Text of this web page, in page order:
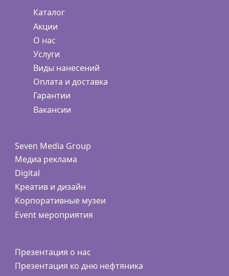
Каталог
Акции
О нас
Услуги
Виды нанесений
Оплата и доставка
Гарантии
Вакансии
Seven Media Group
Медиа реклама
Digital
Креатив и дизайн
Корпоративные музеи
Event мероприятия
Презентация о нас
Презентация ко дню нефтяника